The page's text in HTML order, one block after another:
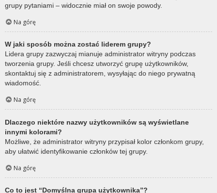
grupy pytaniami – widocznie miał on swoje powody.
Na górę
W jaki sposób można zostać liderem grupy?
Lidera grupy zazwyczaj mianuje administrator witryny podczas
tworzenia grupy. Jeśli chcesz utworzyć grupę użytkowników,
skontaktuj się z administratorem, wysyłając do niego prywatną
wiadomość.
Na górę
Dlaczego niektóre nazwy użytkowników są wyświetlane
innymi kolorami?
Możliwe, że administrator witryny przypisał kolor członkom grupy,
aby ułatwić identyfikowanie członków tej grupy.
Na górę
Co to jest “Domyślna grupa użytkownika”?